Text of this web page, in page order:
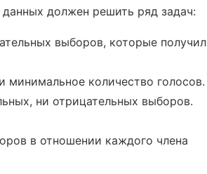
данных должен решить ряд задач:
выборов, которые получил
количество голосов.
ни отрицательных выборов.
в отношении каждого члена